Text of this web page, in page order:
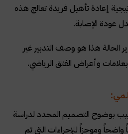
إعادة تأهيل فريدة تعالج هذه
عودة الإصابة.
الحالة هذا هو وصف التدبير غير
وأعراض الفتق الرياضي.
بوضوح التصميم المحدد لدراسة
واضحاً وموجزاً للإجراءات التي تم